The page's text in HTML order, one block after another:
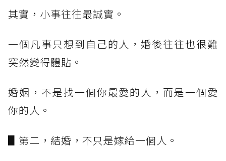
其實，小事往往最誠實。
一個凡事只想到自己的人，婚後往往也很難
突然變得體貼。
婚姻，不是找一個你最愛的人，而是一個愛
你的人。
▋第二，結婚，不只是嫁給一個人。